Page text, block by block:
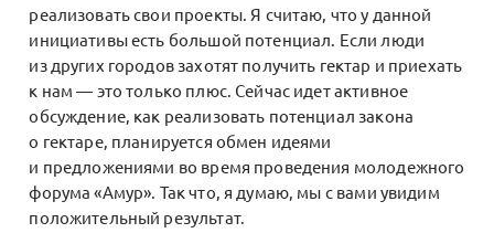
реализовать свои проекты. Я считаю, что у данной
инициативы есть большой потенциал. Если люди
из других городов захотят получить гектар и приехать
к нам — это только плюс. Сейчас идет активное
обсуждение, как реализовать потенциал закона
о гектаре, планируется обмен идеями
и предложениями во время проведения молодежного
форума «Амур». Так что, я думаю, мы с вами увидим
положительный результат.